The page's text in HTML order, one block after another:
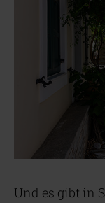
Und es gibt in